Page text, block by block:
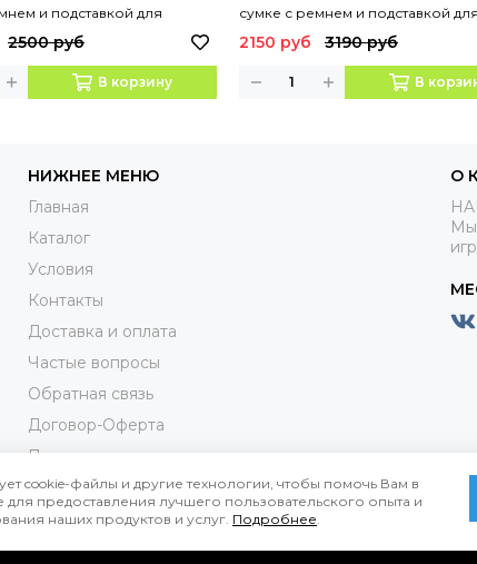
и подставкой для
2500 руб
В корзину
сумке с ремнем и подставкой для
каждого маркера
2150 руб 3190 руб
В
НИЖНЕЕ МЕНЮ
Главная
Каталог
Условия
Контакты
Доставка и оплата
Частые вопросы
Обратная связь
Договор-Оферта
Пользовательское соглашениие
Политика конфиденциальности
О
Мы
cookie-файлы и другие технологии, чтобы помочь Вам в
для предоставления лучшего пользовательского опыта и
наших продуктов и услуг. Подробнее.